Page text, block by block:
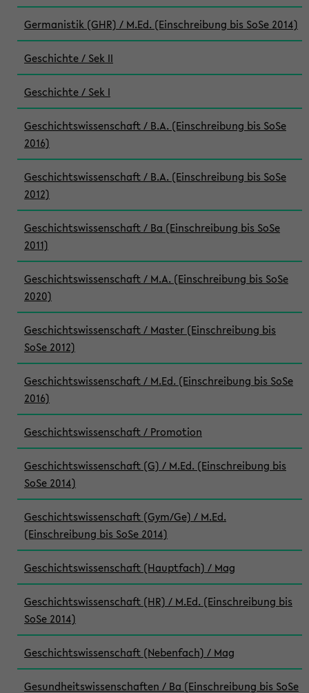
Germanistik (GHR) / M.Ed. (Einschreibung bis SoSe 2014)
Geschichte / Sek II
Geschichte / Sek I
Geschichtswissenschaft / B.A. (Einschreibung bis SoSe
2016)
Geschichtswissenschaft / B.A. (Einschreibung bis SoSe
2012)
Geschichtswissenschaft / Ba (Einschreibung bis SoSe
2011)
Geschichtswissenschaft / M.A. (Einschreibung bis SoSe
2020)
Geschichtswissenschaft / Master (Einschreibung bis
SoSe 2012)
Geschichtswissenschaft / M.Ed. (Einschreibung bis SoSe
2016)
Geschichtswissenschaft / Promotion
Geschichtswissenschaft (G) / M.Ed. (Einschreibung bis
SoSe 2014)
Geschichtswissenschaft (Gym/Ge) / M.Ed.
(Einschreibung bis SoSe 2014)
Geschichtswissenschaft (Hauptfach) / Mag
Geschichtswissenschaft (HR) / M.Ed. (Einschreibung bis
SoSe 2014)
Geschichtswissenschaft (Nebenfach) / Mag
Gesundheitswissenschaften / Ba (Einschreibung bis SoSe